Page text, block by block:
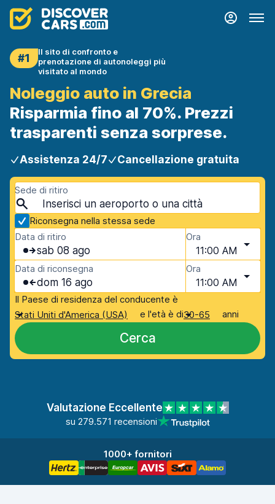
#1
Il sito di confronto e
prenotazione di autonoleggi più
visitato al mondo
Noleggio auto in Grecia
Risparmia fino al 70%. Prezzi
trasparenti senza sorprese.
Assistenza 24/7 Cancellazione gratuita
Sede di ritiro
Riconsegna nella stessa sede
Data di ritiro
sab 08 ago
Ora
11:00 AM
Data di riconsegna
dom 16 ago
Ora
11:00 AM
Il Paese di residenza del conducente è
Stati Uniti d'America (USA)
e l'età è di30-65 anni
Cerca
Valutazione Eccellente
su 279.571 recensioni
1000+ fornitori